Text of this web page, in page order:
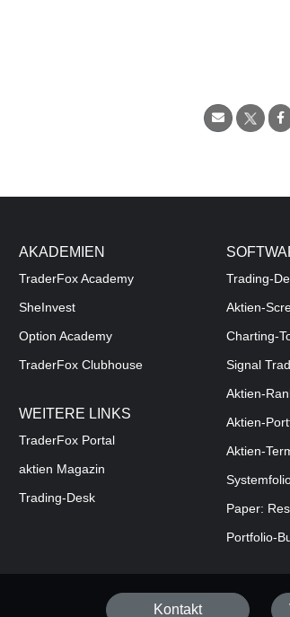
AKADEMIEN
TraderFox Academy
SheInvest
Option Academy
TraderFox Clubhouse
WEITERE LINKS
TraderFox Portal
aktien Magazin
Trading-Desk
Trading-
Aktien-
Charting-
Signal
Aktien-
Aktien-
Aktien-
Paper:
Portfolio-
Kontakt